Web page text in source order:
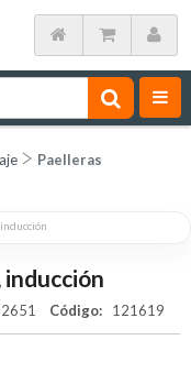
Paelleras
Código: 121619